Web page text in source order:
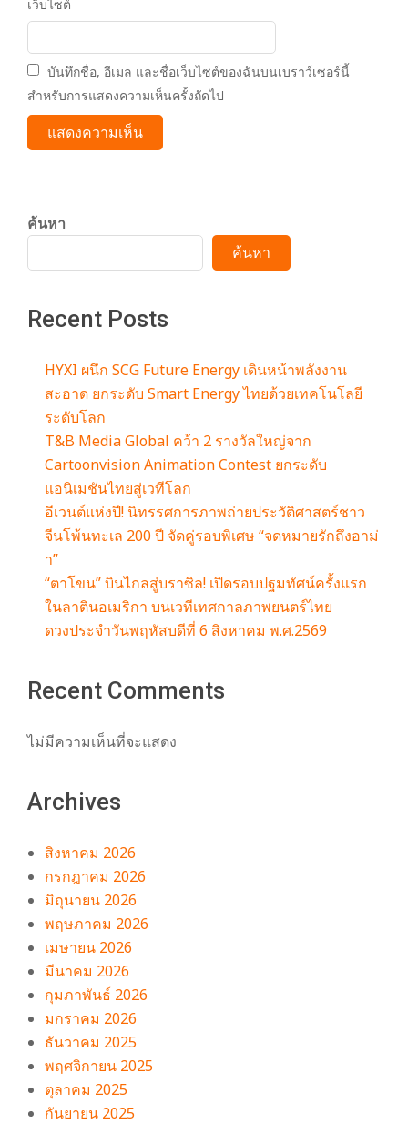
เว็บไซต์
บันทึกชื่อ, อีเมล และชื่อเว็บไซต์ของฉันบนเบราว์เซอร์นี้
สำหรับการแสดงความเห็นครั้งถัดไป
ค้นหา
ค้นหา
Recent Posts
HYXI ผนึก SCG Future Energy เดินหน้าพลังงาน
สะอาด ยกระดับ Smart Energy ไทยด้วยเทคโนโลยี
ระดับโลก
T&B Media Global คว้า 2 รางวัลใหญ่จาก
Cartoonvision Animation Contest ยกระดับ
แอนิเมชันไทยสู่เวทีโลก
อีเวนต์แห่งปี! นิทรรศการภาพถ่ายประวัติศาสตร์ชาว
จีนโพ้นทะเล 200 ปี จัดคู่รอบพิเศษ “จดหมายรักถึงอาม่
า”
“ตาโขน” บินไกลสู่บราซิล! เปิดรอบปฐมทัศน์ครั้งแรก
ในลาตินอเมริกา บนเวทีเทศกาลภาพยนตร์ไทย
ดวงประจำวันพฤหัสบดีที่ 6 สิงหาคม พ.ศ.2569
Recent Comments
ไม่มีความเห็นที่จะแสดง
Archives
สิงหาคม 2026
กรกฎาคม 2026
มิถุนายน 2026
พฤษภาคม 2026
เมษายน 2026
มีนาคม 2026
กุมภาพันธ์ 2026
มกราคม 2026
ธันวาคม 2025
พฤศจิกายน 2025
ตุลาคม 2025
กันยายน 2025